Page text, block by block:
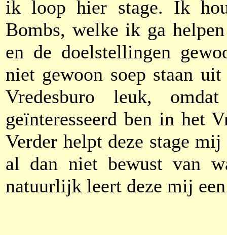
ik loop hier stage. Ik
Bombs, welke ik ga
en de doelstellingen
niet gewoon soep staan
Vredesburo leuk,
geïnteresseerd ben in het
Verder helpt deze stage
al dan niet bewust van
natuurlijk leert deze mij